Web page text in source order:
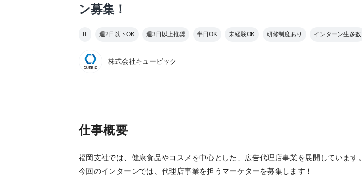
ン募集！
IT 週2日以下OK 週3日以上推奨 半日OK 未経験OK 研修制度あり インターン生多数
株式会社キュービック
仕事概要
福岡支社では、健康食品やコスメを中心とした、広告代理店事業を展開しています。
今回のインターンでは、代理店事業を担うマーケターを募集します！